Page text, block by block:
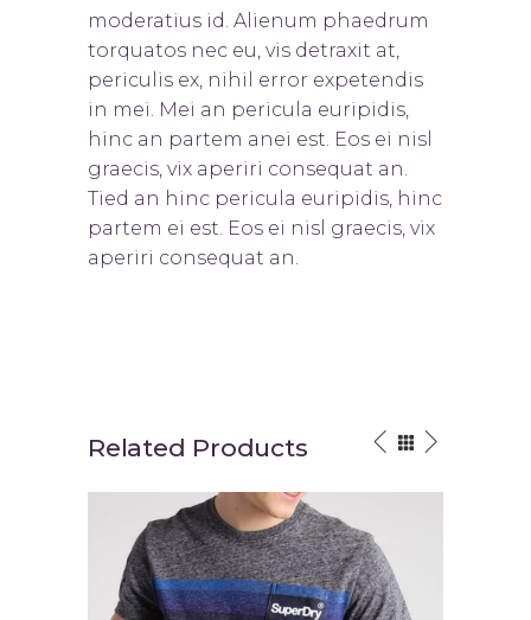
moderatius id. Alienum phaedrum
torquatos nec eu, vis detraxit at,
periculis ex, nihil error expetendis
in mei. Mei an pericula euripidis,
hinc an partem anei est. Eos ei nisl
graecis, vix aperiri consequat an.
Tied an hinc pericula euripidis, hinc
partem ei est. Eos ei nisl graecis, vix
aperiri consequat an.
Related Products